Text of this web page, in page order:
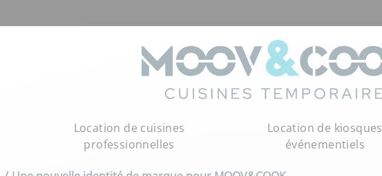
Location de cuisines
professionnelles
Location de kiosques
événementiels